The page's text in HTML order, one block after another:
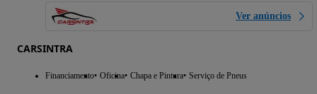
Ver anúncios
CARSINTRA
Financiamento Oficina Chapa e Pintura Serviço de Pneus